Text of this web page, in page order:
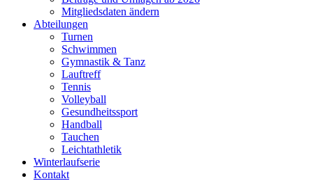
Mitgliedsdaten ändern
Abteilungen
Turnen
Schwimmen
Gymnastik & Tanz
Lauftreff
Tennis
Volleyball
Gesundheitssport
Handball
Tauchen
Leichtathletik
Winterlaufserie
Kontakt